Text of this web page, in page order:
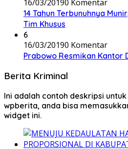
16/03/20190 Komentar
14 Tahun Terbunuhnya
Tim Khusus
6
16/03/20190 Komentar
Prabowo Resmikan Kantor
Berita Kriminal
Ini adalah contoh deskripsi
wpberita, anda bisa
widget ini.